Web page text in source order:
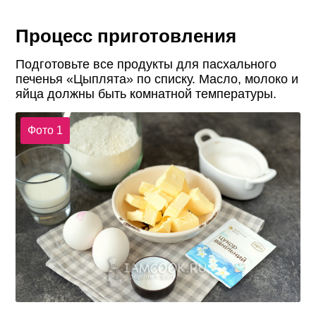
Процесс приготовления
Подготовьте все продукты для пасхального
печенья «Цыплята» по списку. Масло, молоко и
яйца должны быть комнатной температуры.
Фото 1